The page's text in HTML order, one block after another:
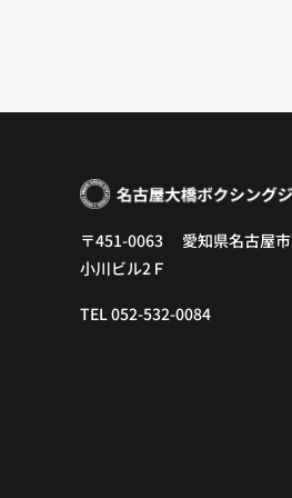
〒451-0063 愛知県名古屋
小川ビル2Ｆ
TEL 052-532-0084